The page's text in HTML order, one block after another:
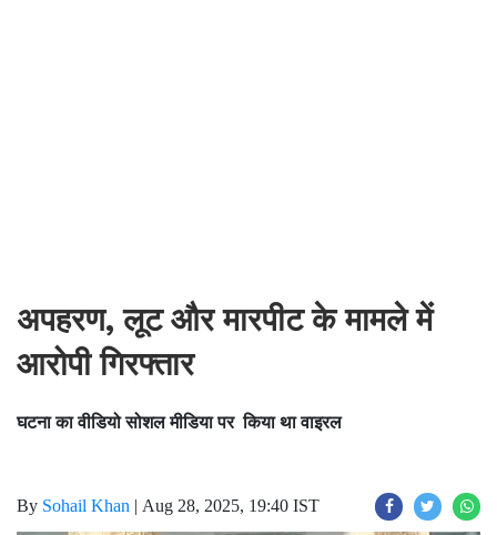
अपहरण, लूट और मारपीट के मामले में
आरोपी गिरफ्तार
घटना का वीडियो सोशल मीडिया पर किया था वाइरल
By Sohail Khan | Aug 28, 2025, 19:40 IST